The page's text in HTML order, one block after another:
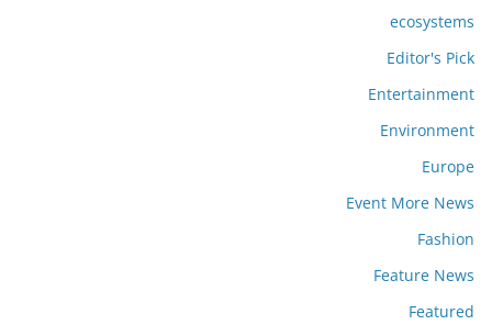
ecosystems
Editor's Pick
Entertainment
Environment
Europe
Event More News
Fashion
Feature News
Featured